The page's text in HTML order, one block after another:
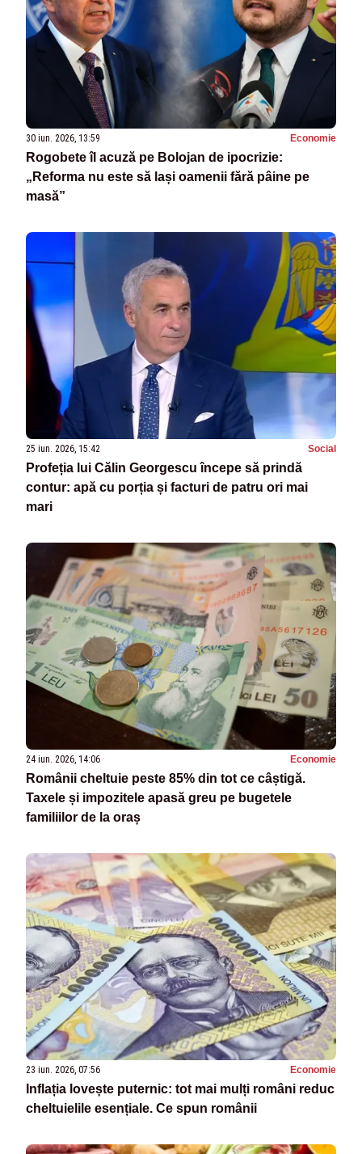
30 iun. 2026, 13:59 Economie
Rogobete îl acuză pe Bolojan de ipocrizie:
„Reforma nu este să lași oamenii fără pâine pe
masă”
25 iun. 2026, 15:42 Social
Profeția lui Călin Georgescu începe să prindă
contur: apă cu porția și facturi de patru ori mai
mari
24 iun. 2026, 14:06 Economie
Românii cheltuie peste 85% din tot ce câștigă.
Taxele și impozitele apasă greu pe bugetele
familiilor de la oraș
23 iun. 2026, 07:56 Economie
Inflația lovește puternic: tot mai mulți români reduc
cheltuielile esențiale. Ce spun românii